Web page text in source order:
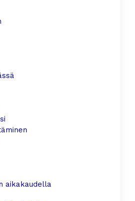
aikakaudella